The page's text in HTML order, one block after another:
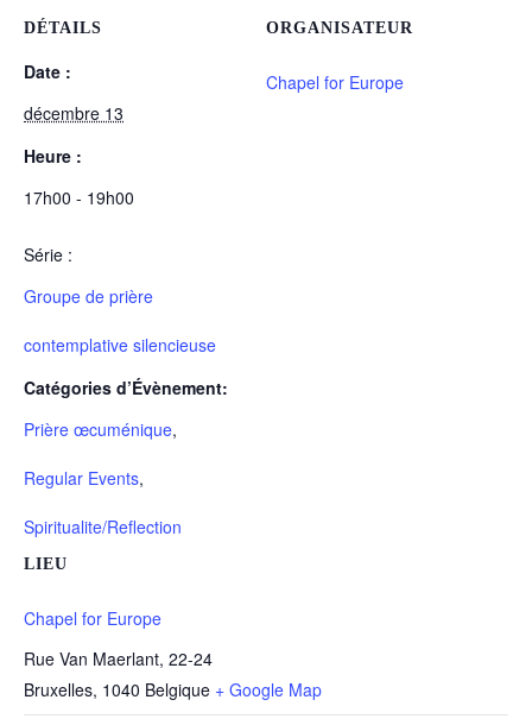
DÉTAILS
Date :
décembre 13
Heure :
17h00 - 19h00
Série :
Groupe de prière
contemplative silencieuse
Catégories d’Évènement:
Prière œcuménique,
Regular Events,
Spiritualite/Reflection
LIEU
Chapel for Europe
Rue Van Maerlant, 22-24
Bruxelles, 1040 Belgique + Google Map
ORGANISATEUR
Chapel for Europe